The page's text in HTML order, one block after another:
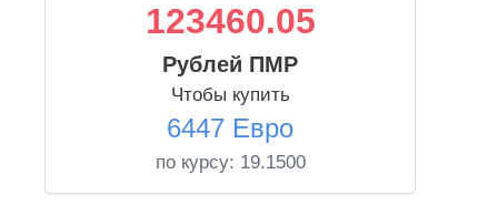
123460.05
Рублей ПМР
Чтобы купить
6447 Евро
по курсу: 19.1500